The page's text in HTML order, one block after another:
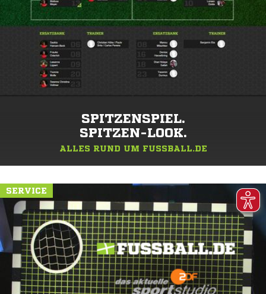
SPITZENSPIEL.
SPITZEN-LOOK.
ALLES RUND UM FUSSBALL.DE
SERVICE